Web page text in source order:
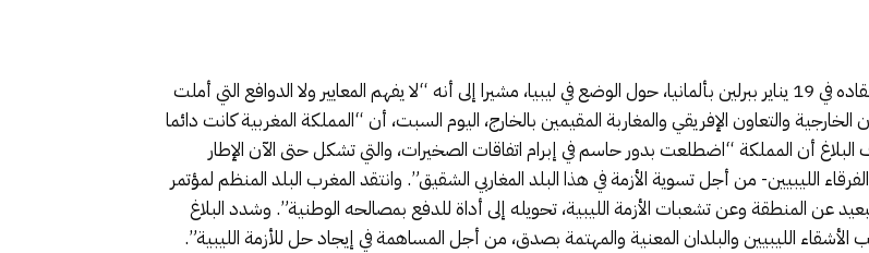
أكد المغرب عن استغرابه العميق لإقصائه من المؤتمر المتوقع انعقاده في 19 يناير ببرلين بألمانيا، حول الوضع في ليبيا، مشيرا إلى أنه “لا يفهم المعايير ولا الدوافع التي أملت
الخارجية والتعاون الإفريقي والمغاربة المقيمين بالخارج، اليوم السبت، أن “المملكة المغربية كانت دائما
البلاغ أن المملكة “اضطلعت بدور حاسم في إبرام اتفاقات الصخيرات، والتي تشكل حتى الآن الإطار
من أجل تسوية الأزمة في هذا البلد المغاربي الشقيق”. وانتقد المغرب البلد المنظم لمؤتمر
عن المنطقة وعن تشعبات الأزمة الليبية، تحويله إلى أداة للدفع بمصالحه الوطنية”. وشدد البلاغ
الليبيين والبلدان المعنية والمهتمة بصدق، من أجل المساهمة في إيجاد حل للأزمة الليبية”.